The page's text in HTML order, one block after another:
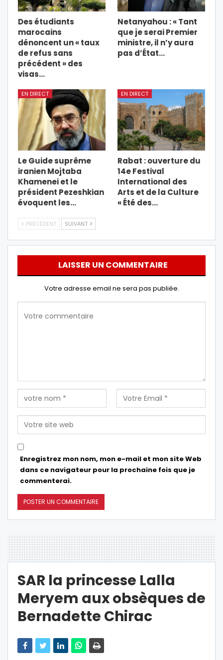
Des étudiants
marocains
dénoncent un « taux
de refus sans
précédent » des
visas…
Netanyahou : « Tant
que je serai Premier
ministre, il n’y aura
pas d’État…
EN DIRECT
Le Guide suprême
iranien Mojtaba
Khamenei et le
président Pezeshkian
évoquent les…
EN DIRECT
Rabat : ouverture du
14e Festival
International des
Arts et de la Culture
« Été des…
PRÉCÉDENT SUIVANT
LAISSER UN COMMENTAIRE
Votre adresse email ne sera pas publiée.
Enregistrez mon nom, mon e-mail et mon site Web
dans ce navigateur pour la prochaine fois que je
commenterai.
SAR la princesse Lalla
Meryem aux obsèques de
Bernadette Chirac